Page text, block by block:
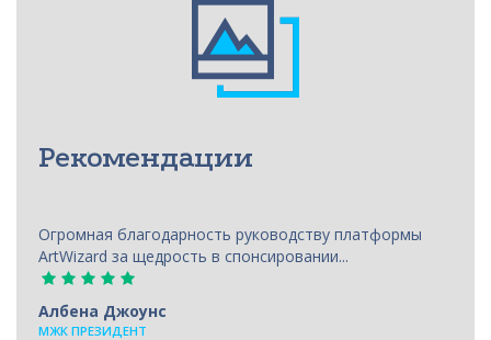
Рекомендации
Огромная благодарность руководству платформы
ArtWizard за щедрость в спонсировании...
Албена Джоунс
МЖК ПРЕЗИДЕНТ